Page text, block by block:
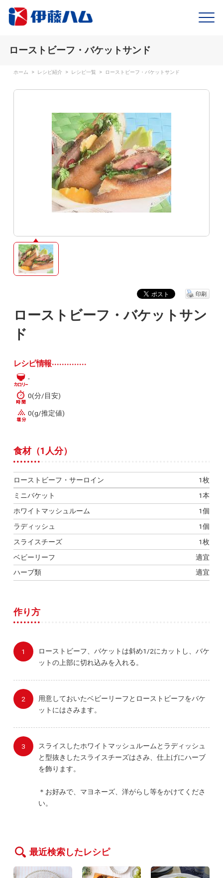
ローストビーフ・バケットサンド
ホーム > レシピ紹介 > レシピ一覧 > ローストビーフ・バケットサンド
ローストビーフ・バケットサン
ド
印刷
レシピ情報
-
0(分/目安)
0(g/推定値)
食材（1人分）
ローストビーフ・サーロイン
1枚
ミニバケット
1本
ホワイトマッシュルーム
1個
ラディッシュ
1個
スライスチーズ
1枚
ベビーリーフ
適宜
ハーブ類
適宜
作り方
ローストビーフ、バケットは斜め1/2にカットし、バケ
ットの上部に切れ込みを入れる。
用意しておいたベビーリーフとローストビーフをバケ
ットにはさみます。
スライスしたホワイトマッシュルームとラディッシュ
と型抜きしたスライスチーズはさみ、仕上げにハーブ
を飾ります。
＊お好みで、マヨネーズ、洋がらし等をかけてくださ
い。
最近検索したレシピ